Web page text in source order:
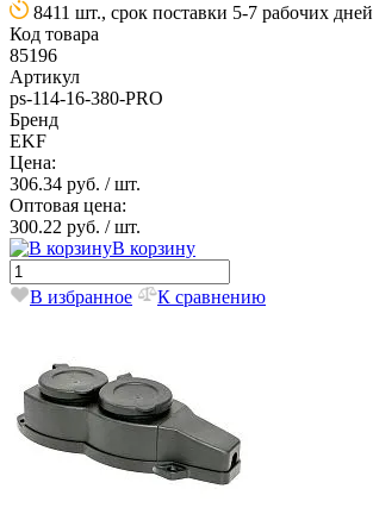
8411 шт., срок поставки 5-7 рабочих дней
Код товара
85196
Артикул
ps-114-16-380-PRO
Бренд
EKF
Цена:
306.34 руб. / шт.
Оптовая цена:
300.22 руб. / шт.
В корзину
В избранное К сравнению